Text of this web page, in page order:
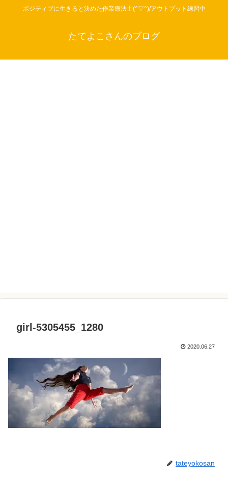
ポジティブに生きると決めた作業療法士(^▽^)/アウトプット練習中
たてよこさんのブログ
girl-5305455_1280
2020.06.27
tateyokosan